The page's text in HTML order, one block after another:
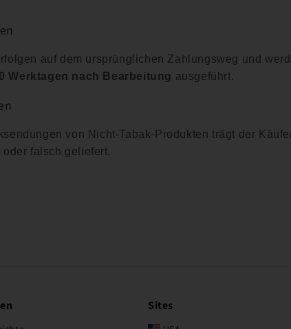
auf dem ursprünglichen Zahlungsweg und
Werktagen nach Bearbeitung ausgeführt.
von Nicht-Tabak-Produkten trägt der
falsch geliefert.
Sites